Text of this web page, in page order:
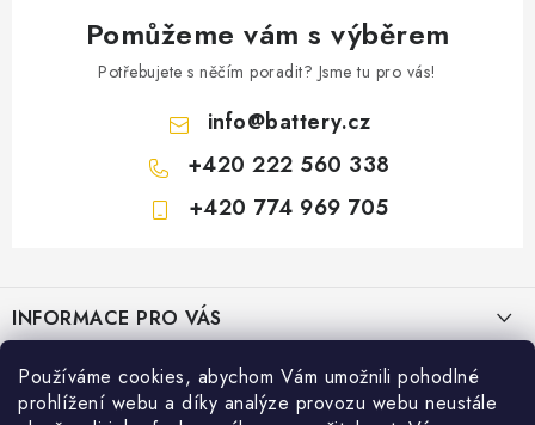
Používáme cookies, abychom Vám umožnili pohodlné
prohlížení webu a díky analýze provozu webu neustále
Pomůžeme vám s výběrem
Potřebujete s něčím poradit? Jsme tu pro vás!
info@battery.cz
+420 222 560 338
+420 774 969 705
pINFORMACE PRO VÁS
KONTAKTY
POŠTOVNÉ A DOPRAVA
PRODEJNY BATTERY.CZ